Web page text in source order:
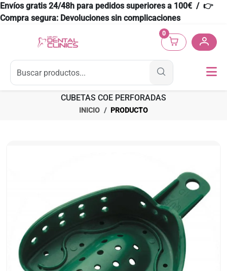
Envíos gratis 24/48h para pedidos superiores a 100€ / 👉
Compra segura: Devoluciones sin complicaciones
0
CUBETAS COE PERFORADAS
INICIO PRODUCTO